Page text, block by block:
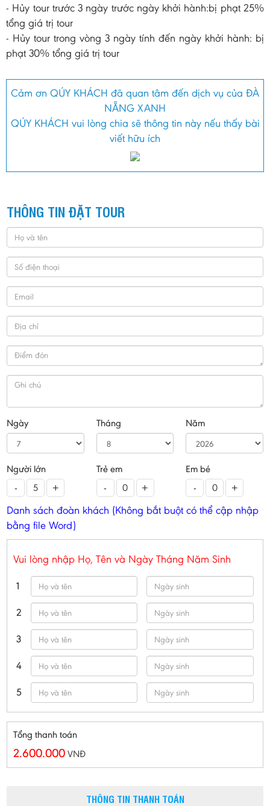
- Hủy tour trước 3 ngày trước ngày khởi hành:bị phạt 25%
tổng giá trị tour
- Hủy tour trong vòng 3 ngày tính đến ngày khởi hành: bị
phạt 30% tổng giá trị tour
Cảm ơn QÚY KHÁCH đã quan tâm đến dịch vụ của ĐÀ
NẴNG XANH
QÚY KHÁCH vui lòng chia sẽ thông tin này nếu thấy bài
viết hữu ích
THÔNG TIN ĐẶT TOUR
Ngày Tháng Năm
Người lớn
+
-
Trẻ em
+
-
Em bé
+
-
Danh sách đoàn khách (Không bắt buột có thể cập nhập
bằng file Word)
Vui lòng nhập Họ, Tên và Ngày Tháng Năm Sinh
1
2
3
4
5
Tổng thanh toán
2.600.000 VNĐ
THÔNG TIN THANH TOÁN